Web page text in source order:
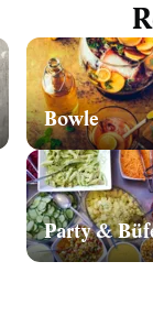
Bowle
Party &